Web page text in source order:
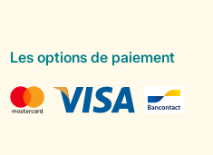
Les options de paiement